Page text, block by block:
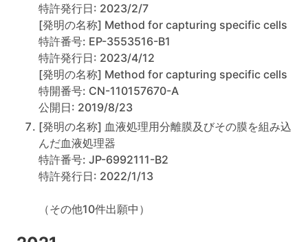
特許発行日: 2023/2/7
[発明の名称] Method for capturing specific cells
特許番号: EP-3553516-B1
特許発行日: 2023/4/12
[発明の名称] Method for capturing specific cells
特開番号: CN-110157670-A
公開日: 2019/8/23
[発明の名称] 血液処理用分離膜及びその膜を組み込
んだ血液処理器
特許番号: JP-6992111-B2
特許発行日: 2022/1/13
（その他10件出願中）